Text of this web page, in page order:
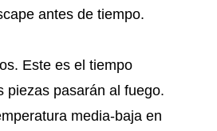
antes de tiempo.
Este es el tiempo
piezas pasarán al fuego.
media-baja en